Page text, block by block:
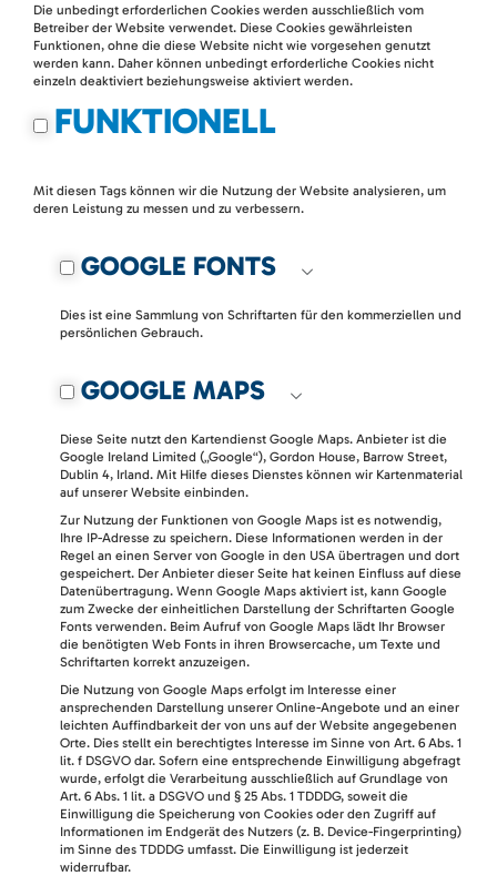
Die unbedingt erforderlichen Cookies werden ausschließlich vom
Betreiber der Website verwendet. Diese Cookies gewährleisten
Funktionen, ohne die diese Website nicht wie vorgesehen genutzt
werden kann. Daher können unbedingt erforderliche Cookies nicht
einzeln deaktiviert beziehungsweise aktiviert werden.
FUNKTIONELL
Mit diesen Tags können wir die Nutzung der Website analysieren, um
deren Leistung zu messen und zu verbessern.
GOOGLE FONTS
Dies ist eine Sammlung von Schriftarten für den kommerziellen und
persönlichen Gebrauch.
GOOGLE MAPS
Diese Seite nutzt den Kartendienst Google Maps. Anbieter ist die
Google Ireland Limited („Google“), Gordon House, Barrow Street,
Dublin 4, Irland. Mit Hilfe dieses Dienstes können wir Kartenmaterial
auf unserer Website einbinden.
Zur Nutzung der Funktionen von Google Maps ist es notwendig,
Ihre IP-Adresse zu speichern. Diese Informationen werden in der
Regel an einen Server von Google in den USA übertragen und dort
gespeichert. Der Anbieter dieser Seite hat keinen Einfluss auf diese
Datenübertragung. Wenn Google Maps aktiviert ist, kann Google
zum Zwecke der einheitlichen Darstellung der Schriftarten Google
Fonts verwenden. Beim Aufruf von Google Maps lädt Ihr Browser
die benötigten Web Fonts in ihren Browsercache, um Texte und
Schriftarten korrekt anzuzeigen.
Die Nutzung von Google Maps erfolgt im Interesse einer
ansprechenden Darstellung unserer Online-Angebote und an einer
leichten Auffindbarkeit der von uns auf der Website angegebenen
Orte. Dies stellt ein berechtigtes Interesse im Sinne von Art. 6 Abs. 1
lit. f DSGVO dar. Sofern eine entsprechende Einwilligung abgefragt
wurde, erfolgt die Verarbeitung ausschließlich auf Grundlage von
Art. 6 Abs. 1 lit. a DSGVO und § 25 Abs. 1 TDDDG, soweit die
Einwilligung die Speicherung von Cookies oder den Zugriff auf
Informationen im Endgerät des Nutzers (z. B. Device-Fingerprinting)
im Sinne des TDDDG umfasst. Die Einwilligung ist jederzeit
widerrufbar.